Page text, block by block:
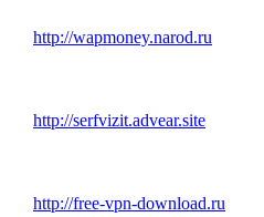
http://wapmoney.narod.ru
http://serfvizit.advear.site
http://free-vpn-download.ru